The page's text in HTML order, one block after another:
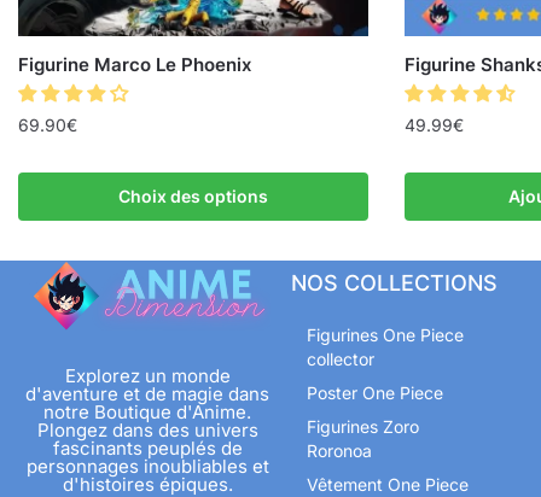
Figurine Marco Le Phoenix
69.90€
Choix des options
Figurine
49.99€
Explorez un monde
d'aventure et de magie dans
notre Boutique d'Anime.
Plongez dans des univers
fascinants peuplés de
personnages inoubliables et
d'histoires épiques.
NOS COLLECTIONS
Figurines One Piece
collector
Poster One Piece
Figurines Zoro
Roronoa
Vêtement One Piece